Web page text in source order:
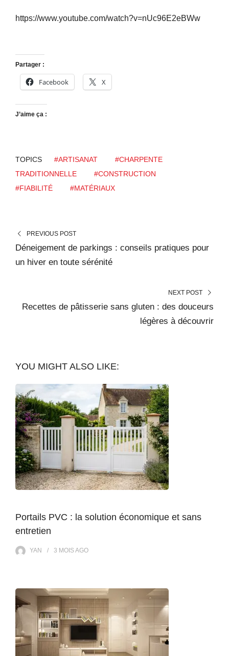
https://www.youtube.com/watch?v=nUc96E2eBWw
Partager :
Facebook X
J’aime ça :
TOPICS #ARTISANAT
#CHARPENTE
TRADITIONNELLE
#CONSTRUCTION
#FIABILITÉ
#MATÉRIAUX
PREVIOUS POST
Déneigement de parkings : conseils pratiques pour
un hiver en toute sérénité
NEXT POST
Recettes de pâtisserie sans gluten : des douceurs
légères à découvrir
YOU MIGHT ALSO LIKE:
Portails PVC : la solution économique et sans
entretien
YAN 3 MOISAGO